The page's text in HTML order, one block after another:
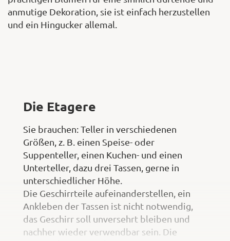
anmutige Dekoration, sie ist einfach herzustellen
und ein Hingucker allemal.
Die Etagere
Sie brauchen: Teller in verschiedenen
Größen, z. B. einen Speise- oder
Suppenteller, einen Kuchen- und einen
Unterteller, dazu drei Tassen, gerne in
unterschiedlicher Höhe.
Die Geschirrteile aufeinanderstellen, ein
Ankleben der Tassen ist nicht notwendig,
das Geschirr soll unversehrt bleiben und
nachher wieder verwendbar sein. Die